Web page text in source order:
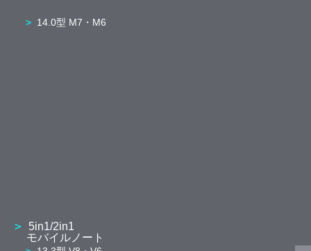
14.0型 M7・M6
5in1/2in1
モバイルノート